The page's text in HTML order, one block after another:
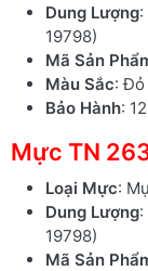
Dung Lượng
19798)
Mã Sản
Màu Sắc: Đỏ
Bảo Hành:
Mực TN
Loại Mực:
Dung Lượng
19798)
Mã Sản